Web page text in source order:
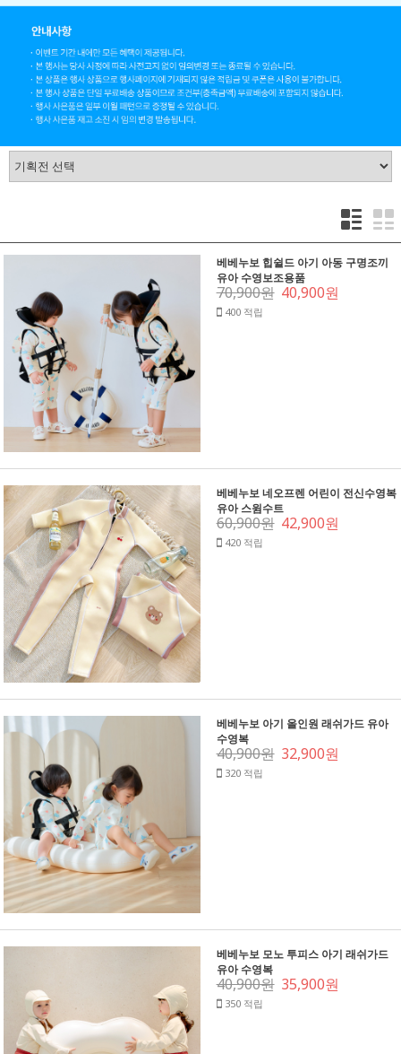
베베누보 힙쉴드 아기 아동 구명조끼
유아 수영보조용품
70,900원 40,900원
400 적립
베베누보 네오프렌 어린이 전신수영복
유아 스윔수트
60,900원 42,900원
420 적립
베베누보 아기 올인원 래쉬가드 유아
수영복
40,900원 32,900원
320 적립
베베누보 모노 투피스 아기 래쉬가드
유아 수영복
40,900원 35,900원
350 적립